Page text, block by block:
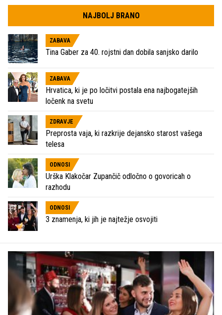
NAJBOLJ BRANO
ZABAVA
Tina Gaber za 40. rojstni dan dobila sanjsko darilo
ZABAVA
Hrvatica, ki je po ločitvi postala ena najbogatejših
ločenk na svetu
ZDRAVJE
Preprosta vaja, ki razkrije dejansko starost vašega
telesa
ODNOSI
Urška Klakočar Zupančič odločno o govoricah o
razhodu
ODNOSI
3 znamenja, ki jih je najtežje osvojiti